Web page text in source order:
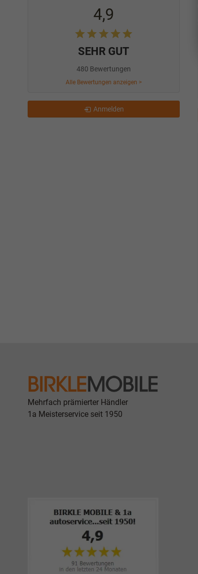
4,9
SEHR GUT
480 Bewertungen
Alle Bewertungen anzeigen >
Anmelden
Mehrfach prämierter Händler
1a Meisterservice seit 1950